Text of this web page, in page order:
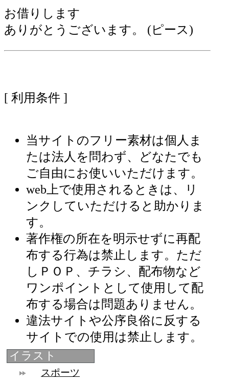
お借りします
ありがとうございます。 (ピース)
[ 利用条件 ]
当サイトのフリー素材は個人ま
たは法人を問わず、どなたでも
ご自由にお使いいただけます。
web上で使用されるときは、リ
ンクしていただけると助かりま
す。
著作権の所在を明示せずに再配
布する行為は禁止します。ただ
しＰＯＰ、チラシ、配布物など
ワンポイントとして使用して配
布する場合は問題ありません。
違法サイトや公序良俗に反する
サイトでの使用は禁止します。
イラスト
スポーツ